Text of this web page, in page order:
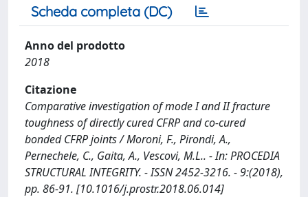
Scheda completa (DC)
Anno del prodotto
2018
Citazione
Comparative investigation of mode I and II fracture
toughness of directly cured CFRP and co-cured
bonded CFRP joints / Moroni, F., Pirondi, A.,
Pernechele, C., Gaita, A., Vescovi, M.L.. - In: PROCEDIA
STRUCTURAL INTEGRITY. - ISSN 2452-3216. - 9:(2018),
pp. 86-91. [10.1016/j.prostr.2018.06.014]